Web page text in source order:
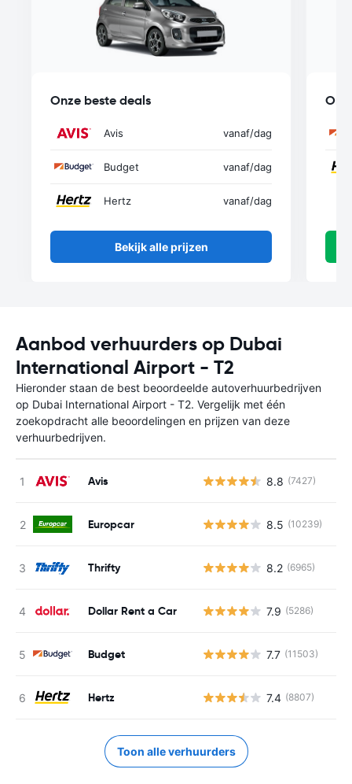
Onze beste deals
Avis vanaf/dag
Budget vanaf/dag
Hertz vanaf/dag
Bekijk alle prijzen
Aanbod verhuurders op Dubai
International Airport - T2
Hieronder staan de best beoordeelde autoverhuurbedrijven
op Dubai International Airport - T2. Vergelijk met één
zoekopdracht alle beoordelingen en prijzen van deze
verhuurbedrijven.
Avis 8.8 (7427)
Europcar 8.5 (10239)
Thrifty 8.2 (6965)
Dollar Rent a Car 7.9 (5286)
Budget 7.7 (11503)
Hertz 7.4 (8807)
Toon alle verhuurders